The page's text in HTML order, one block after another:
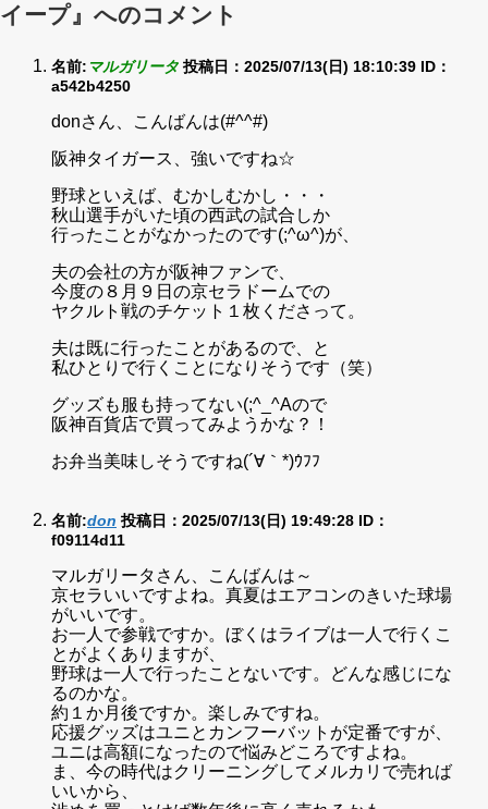
イープ』へのコメント
名前: マルガリータ 投稿日：2025/07/13(日) 18:10:39 ID：
a542b4250
donさん、こんばんは(#^^#)
阪神タイガース、強いですね☆
野球といえば、むかしむかし・・・
秋山選手がいた頃の西武の試合しか
行ったことがなかったのです(;^ω^)が、
夫の会社の方が阪神ファンで、
今度の８月９日の京セラドームでの
ヤクルト戦のチケット１枚くださって。
夫は既に行ったことがあるので、と
私ひとりで行くことになりそうです（笑）
グッズも服も持ってない(;^_^Aので
阪神百貨店で買ってみようかな？！
お弁当美味しそうですね(´∀｀*)ｳﾌﾌ
名前:don 投稿日：2025/07/13(日) 19:49:28 ID：
f09114d11
マルガリータさん、こんばんは～
京セラいいですよね。真夏はエアコンのきいた球場
がいいです。
お一人で参戦ですか。ぼくはライブは一人で行くこ
とがよくありますが、
野球は一人で行ったことないです。どんな感じにな
るのかな。
約１か月後ですか。楽しみですね。
応援グッズはユニとカンフーバットが定番ですが、
ユニは高額になったので悩みどころですよね。
ま、今の時代はクリーニングしてメルカリで売れば
いいから、